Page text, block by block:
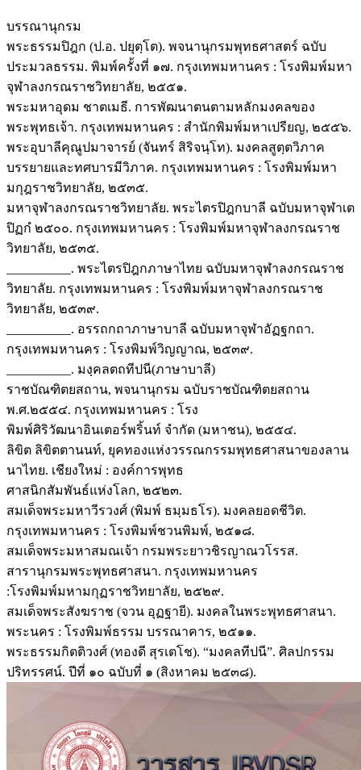
บรรณานุกรม
พระธรรมปิฎก (ป.อ. ปยุตฺโต). พจนานุกรมพุทธศาสตร์ ฉบับ
ประมวลธรรม. พิมพ์ครั้งที่ ๑๗. กรุงเทพมหานคร : โรงพิมพ์มหา
จุฬาลงกรณราชวิทยาลัย, ๒๕๕๑.
พระมหาอุดม ชาตเมธี. การพัฒนาตนตามหลักมงคลของ
พระพุทธเจ้า. กรุงเทพมหานคร : สำนักพิมพ์มหาเปรียญ, ๒๕๕๖.
พระอุบาลีคุณูปมาจารย์ (จันทร์ สิริจนฺโท). มงคลสูตฺตวิภาค
บรรยายและทศบารมีวิภาค. กรุงเทพมหานคร : โรงพิมพ์มหา
มกุฎราชวิทยาลัย, ๒๕๓๕.
มหาจุฬาลงกรณราชวิทยาลัย. พระไตรปิฎกบาลี ฉบับมหาจุฬาเต
ปิฏกํ ๒๕๐๐. กรุงเทพมหานคร : โรงพิมพ์มหาจุฬาลงกรณราช
วิทยาลัย, ๒๕๓๕.
__________. พระไตรปิฎกภาษาไทย ฉบับมหาจุฬาลงกรณราช
วิทยาลัย. กรุงเทพมหานคร : โรงพิมพ์มหาจุฬาลงกรณราช
วิทยาลัย, ๒๕๓๙.
__________. อรรถกถาภาษาบาลี ฉบับมหาจุฬาอัฏฐกถา.
กรุงเทพมหานคร : โรงพิมพ์วิญญาณ, ๒๕๓๙.
__________. มงฺคลตถทีปนี(ภาษาบาลี)
ราชบัณฑิตยสถาน, พจนานุกรม ฉบับราชบัณฑิตยสถาน
พ.ศ.๒๕๕๔. กรุงเทพมหานคร : โรง
พิมพ์ศิริวัฒนาอินเตอร์พริ้นท์ จำกัด (มหาชน), ๒๕๕๔.
ลิขิต ลิขิตตานนท์, ยุคทองแห่งวรรณกรรมพุทธศาสนาของลาน
นาไทย. เชียงใหม่ : องค์การพุทธ
ศาสนิกสัมพันธ์แห่งโลก, ๒๕๒๓.
สมเด็จพระมหาวีรวงศ์ (พิมพ์ ธมฺมธโร). มงคลยอดชีวิต.
กรุงเทพมหานคร : โรงพิมพ์ชวนพิมพ์, ๒๕๑๘.
สมเด็จพระมหาสมณเจ้า กรมพระยาวชิรญาณวโรรส.
สารานุกรมพระพุทธศาสนา. กรุงเทพมหานคร
:โรงพิมพ์มหามกุฏราชวิทยาลัย, ๒๕๒๙.
สมเด็จพระสังฆราช (จวน อุฏฐายี). มงคลในพระพุทธศาสนา.
พระนคร : โรงพิมพ์ธรรม บรรณาคาร, ๒๕๑๑.
พระธรรมกิตติวงศ์ (ทองดี สุรเตโช). “มงคลทีปนี”. ศิลปกรรม
ปริทรรศน์. ปีที่ ๑๐ ฉบับที่ ๑ (สิงหาคม ๒๕๓๘).